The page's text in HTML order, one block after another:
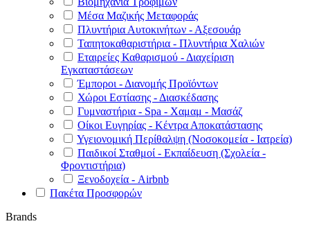
Μέσα Μαζικής Μεταφοράς
Πλυντήρια Αυτοκινήτων - Αξεσουάρ
Ταπητοκαθαριστήρια - Πλυντήρια Χαλιών
Εταιρείες Καθαρισμού - Διαχείριση
Εγκαταστάσεων
Έμποροι - Διανομής Προϊόντων
Χώροι Εστίασης - Διασκέδασης
Γυμναστήρια - Spa - Χαμαμ - Μασάζ
Οίκοι Ευγηρίας - Κέντρα Αποκατάστασης
Υγειονομική Περίθαλψη (Νοσοκομεία - Ιατρεία)
Παιδικοί Σταθμοί - Εκπαίδευση (Σχολεία -
Φροντιστήρια)
Ξενοδοχεία - Airbnb
Πακέτα Προσφορών
Brands